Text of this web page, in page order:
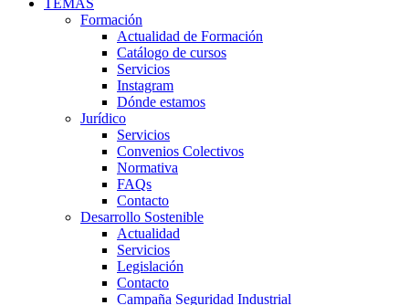
TEMAS
Formación
Actualidad de Formación
Catálogo de cursos
Servicios
Instagram
Dónde estamos
Jurídico
Servicios
Convenios Colectivos
Normativa
FAQs
Contacto
Desarrollo Sostenible
Actualidad
Servicios
Legislación
Contacto
Campaña Seguridad Industrial